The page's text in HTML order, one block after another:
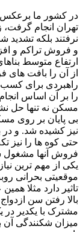
در کشور ما برعکس،
تهران انجام
نرفتند بلکه تشدید
و فروش تراکم و
ارتفاع متوسط
از آن را بافت
راهبردی برای کسب
را بر آن اساس
مسکن نه تنها حل
بی پایان بر روی
نیز کشیده شد. و
حتی کوه ها را نیز
فروش آنها مشغول
یکی از مهم ترین
موقعیتی بحرانی
تاثیر دارد مثلا
بالا رفتن سن
مشترک با یکدیر در
میزان شکنندگی آن